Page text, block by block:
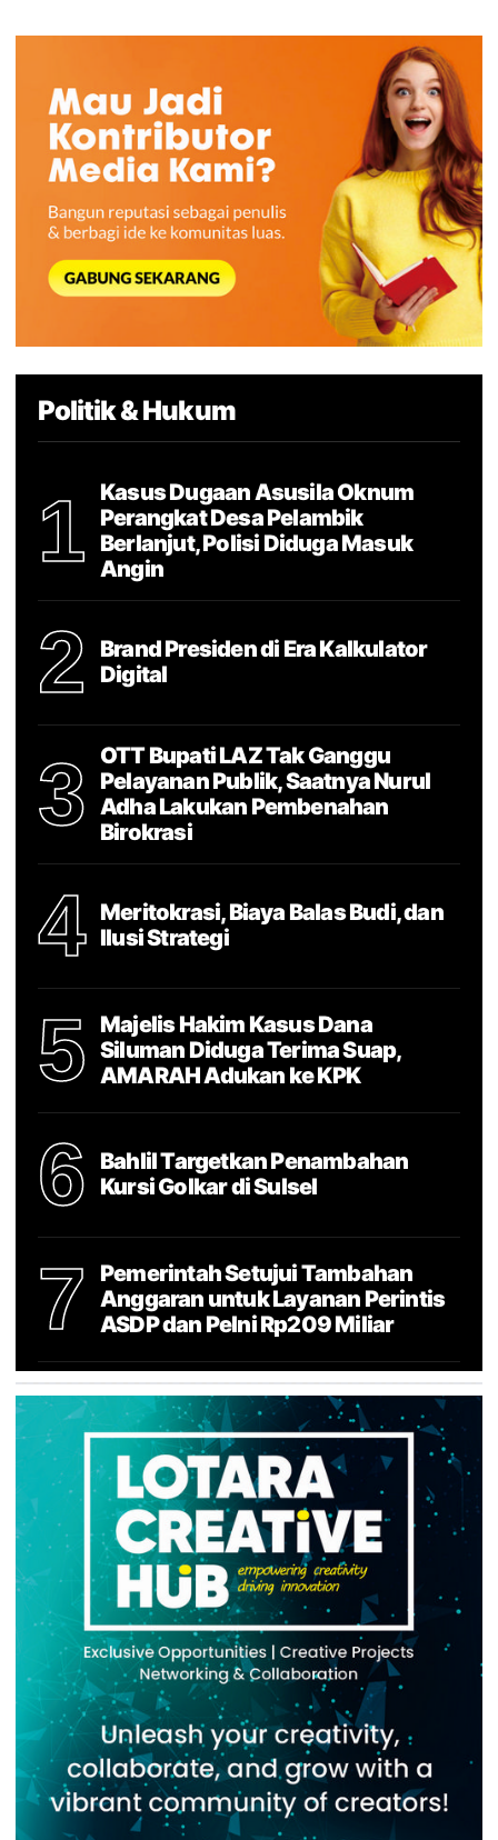
Politik & Hukum
1
Kasus Dugaan Asusila Oknum
Perangkat Desa Pelambik
Berlanjut, Polisi Diduga Masuk
Angin
2
Brand Presiden di Era Kalkulator
Digital
3
OTT Bupati LAZ Tak Ganggu
Pelayanan Publik, Saatnya Nurul
Adha Lakukan Pembenahan
Birokrasi
4
Meritokrasi, Biaya Balas Budi, dan
Ilusi Strategi
5
Majelis Hakim Kasus Dana
Siluman Diduga Terima Suap,
AMARAH Adukan ke KPK
6
Bahlil Targetkan Penambahan
Kursi Golkar di Sulsel
7
Pemerintah Setujui Tambahan
Anggaran untuk Layanan Perintis
ASDP dan Pelni Rp209 Miliar